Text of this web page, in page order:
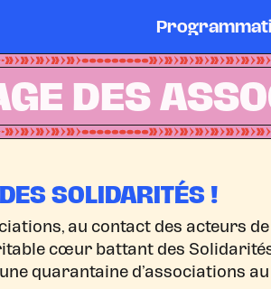
DES
SOLIDARITÉS !
au contact des acteurs
cœur battant des
quarantaine d’associations